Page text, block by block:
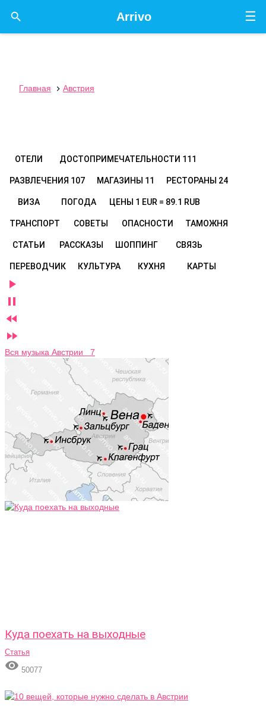
☰
Arrivo

Главная  Австрия
ОТЕЛИ ДОСТОПРИМЕЧАТЕЛЬНОСТИ 111
РАЗВЛЕЧЕНИЯ 107 МАГАЗИНЫ 11 РЕСТОРАНЫ 24
ВИЗА ПОГОДА ЦЕНЫ 1 EUR = 89.1 RUB
ТРАНСПОРТ СОВЕТЫ ОПАСНОСТИ ТАМОЖНЯ
СТАТЬИ РАССКАЗЫ ШОППИНГ СВЯЗЬ
ПЕРЕВОДЧИК КУЛЬТУРА КУХНЯ КАРТЫ




Вся музыка Австрии 7
Куда поехать на выходные
Статья
 50077